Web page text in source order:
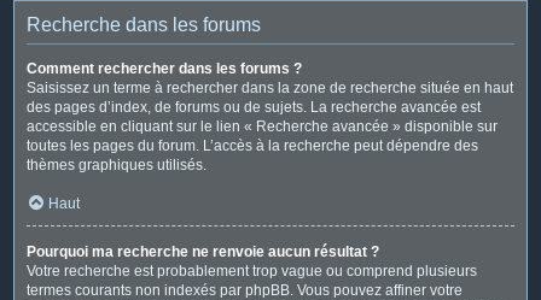
Recherche dans les forums
Comment rechercher dans les forums ?
Saisissez un terme à rechercher dans la zone de recherche située en haut
des pages d’index, de forums ou de sujets. La recherche avancée est
accessible en cliquant sur le lien « Recherche avancée » disponible sur
toutes les pages du forum. L’accès à la recherche peut dépendre des
thèmes graphiques utilisés.
Haut
Pourquoi ma recherche ne renvoie aucun résultat ?
Votre recherche est probablement trop vague ou comprend plusieurs
termes courants non indexés par phpBB. Vous pouvez affiner votre